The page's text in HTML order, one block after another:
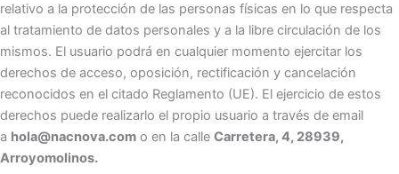
relativo a la protección de las personas físicas en lo que respecta
al tratamiento de datos personales y a la libre circulación de los
mismos. El usuario podrá en cualquier momento ejercitar los
derechos de acceso, oposición, rectificación y cancelación
reconocidos en el citado Reglamento (UE). El ejercicio de estos
derechos puede realizarlo el propio usuario a través de email
a hola@nacnova.com o en la calle Carretera, 4, 28939,
Arroyomolinos.